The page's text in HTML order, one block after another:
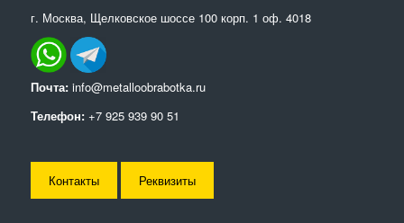
г. Москва, Щелковское шоссе 100 корп. 1 оф. 4018
Почта: info@metalloobrabotka.ru
Телефон: +7 925 939 90 51
Контакты Реквизиты